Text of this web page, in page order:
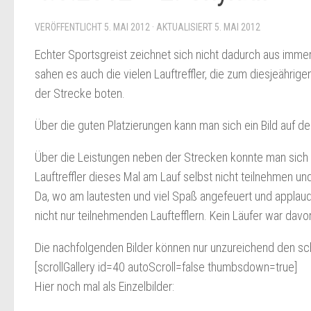
VERÖFFENTLICHT 5. MAI 2012 · AKTUALISIERT 5. MAI 2012
Echter Sportsgreist zeichnet sich nicht dadurch aus
sahen es auch die vielen Lauftreffler, die zum
der Strecke boten.
Über die guten Platzierungen kann man sich ein Bild auf
Über die Leistungen neben der Strecken konnte man
Lauftreffler dieses Mal am Lauf selbst nicht teilnehmen
Da, wo am lautesten und viel Spaß angefeuert und
nicht nur teilnehmenden Lauftefflern. Kein Läufer war
Die nachfolgenden Bilder können nur unzureichend den
[scrollGallery id=40 autoScroll=false thumbsdown=true]
Hier noch mal als Einzelbilder: